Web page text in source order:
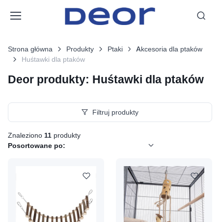
Strona główna Produkty Ptaki
Akcesoria dla ptaków
Huśtawki dla ptaków
Deor produkty: Huśtawki dla ptaków
Filtruj produkty
Znaleziono 11 produkty
Posortowane po: